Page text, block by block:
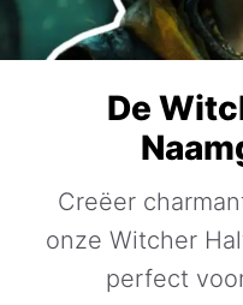
De
Creëer
onze Witcher
perfect